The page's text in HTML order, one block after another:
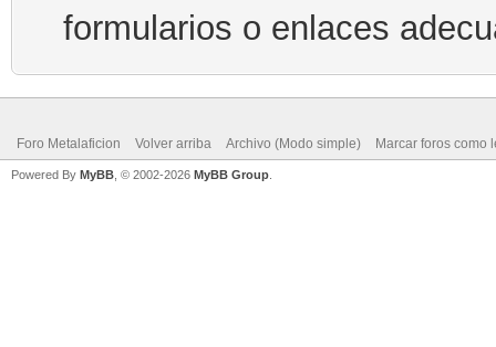
formularios o enlaces
Foro Metalaficion Volver arriba Archivo (Modo simple) Marcar foros como
Powered By MyBB , © 2002-2026 MyBB Group